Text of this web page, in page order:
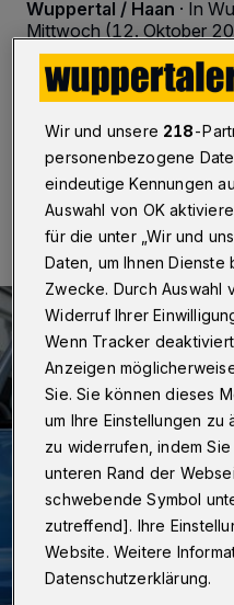
Wuppertal / Haan · In
Mittwoch (12. Oktober
Verfolgungsfahrt zwei
Das Duo hatte sich
entzogen.
12.10.2022 , 12:28 Uhr
Wir und unsere 218-
personenbezogene
eindeutige Kennungen
Auswahl von OK
für die unter „Wir und
Daten, um Ihnen
Zwecke. Durch Auswahl
Widerruf Ihrer
Wenn Tracker
Anzeigen
Sie. Sie können dieses
um Ihre Einstellungen zu
zu widerrufen, indem
unteren Rand der
schwebende Symbol
zutreffend]. Ihre
Website. Weitere
Datenschutzerklärung.